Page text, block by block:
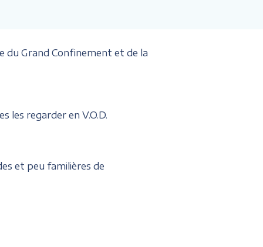
Grand Confinement et de la
les regarder en V.O.D.
et peu familières de